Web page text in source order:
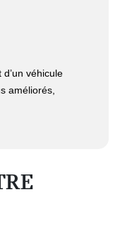
véhicule
améliorés,